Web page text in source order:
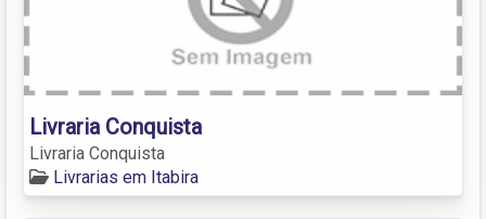
Livraria Conquista
Livraria Conquista
Livrarias em Itabira